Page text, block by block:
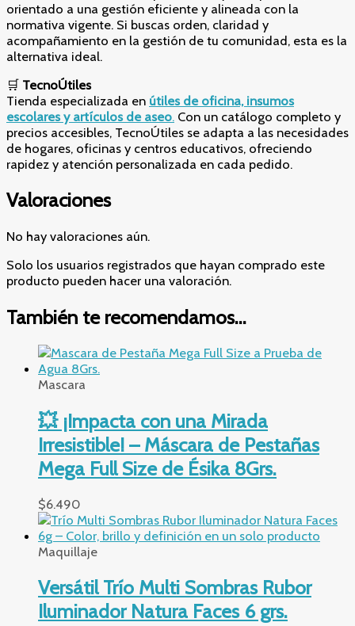
orientado a una gestión eficiente y alineada con la
normativa vigente. Si buscas orden, claridad y
acompañamiento en la gestión de tu comunidad, esta es la
alternativa ideal.
🛒 TecnoÚtiles
Tienda especializada en útiles de oficina, insumos
escolares y artículos de aseo. Con un catálogo completo y
precios accesibles, TecnoÚtiles se adapta a las necesidades
de hogares, oficinas y centros educativos, ofreciendo
rapidez y atención personalizada en cada pedido.
Valoraciones
No hay valoraciones aún.
Solo los usuarios registrados que hayan comprado este
producto pueden hacer una valoración.
También te recomendamos…
Mascara
💥 ¡Impacta con una Mirada
Irresistible! – Máscara de Pestañas
Mega Full Size de Ésika 8Grs.
$6.490
Maquillaje
Versátil Trío Multi Sombras Rubor
Iluminador Natura Faces 6 grs.